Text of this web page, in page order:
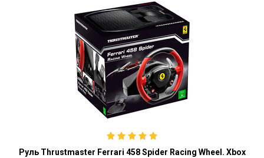
Руль Thrustmaster Ferrari 458 Spider Racing Wheel. Xbox